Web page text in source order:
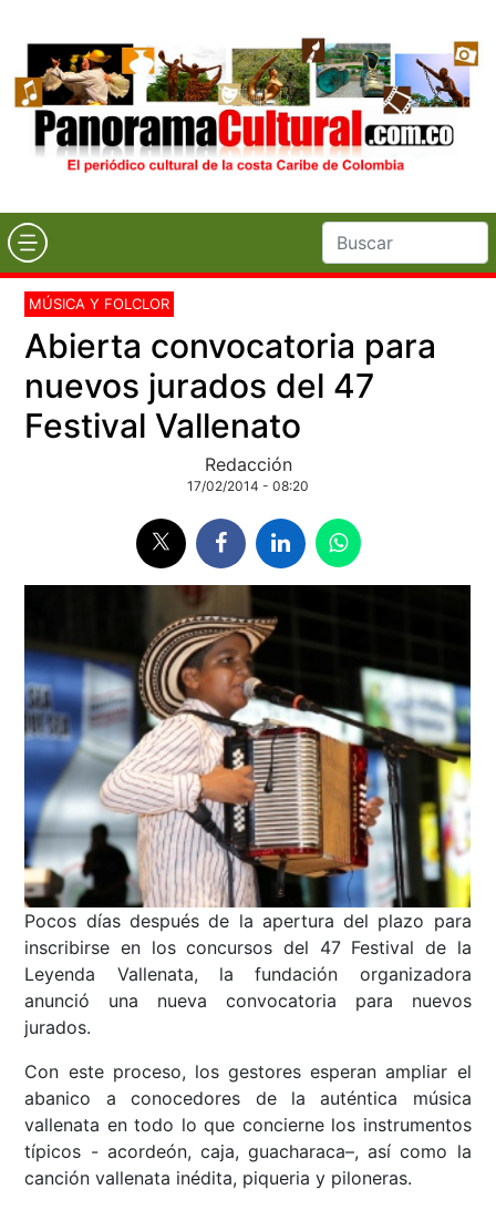
MÚSICA Y FOLCLOR
Abierta convocatoria para
nuevos jurados del 47
Festival Vallenato
Redacción
17/02/2014 - 08:20
Pocos días después de la apertura del plazo para
inscribirse en los concursos del 47 Festival de la
Leyenda Vallenata, la fundación organizadora
anunció una nueva convocatoria para nuevos
jurados.
Con este proceso, los gestores esperan ampliar el
abanico a conocedores de la auténtica música
vallenata en todo lo que concierne los instrumentos
típicos - acordeón, caja, guacharaca–, así como la
canción vallenata inédita, piqueria y piloneras.